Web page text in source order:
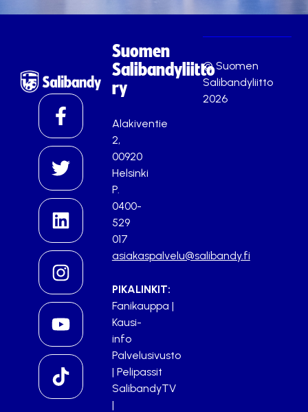
Suomen
Salibandyliitto
ry
Alakiventie
2,
00920
Helsinki
P.
0400-
529
017
asiakaspalvelu@salibandy.fi
PIKALINKIT:
Fanikauppa |
Kausi-
info
Palvelusivusto
| Pelipassit
SalibandyTV
|
© Suomen
Salibandyliitto
2026